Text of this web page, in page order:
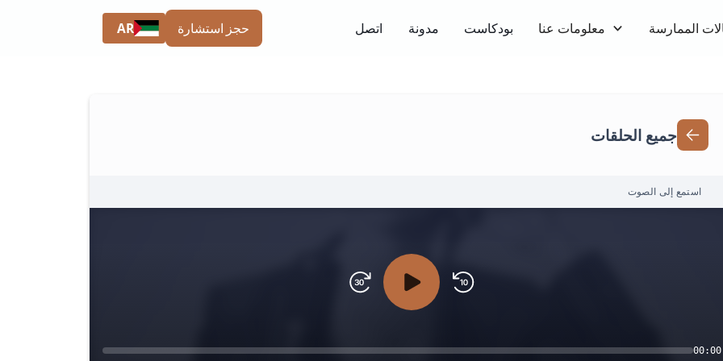
الممارسة معلومات عنا بودكاست مدونة اتصل حجز استشارة AR
جميع الحلقات
استمع إلى الصوت
00:00